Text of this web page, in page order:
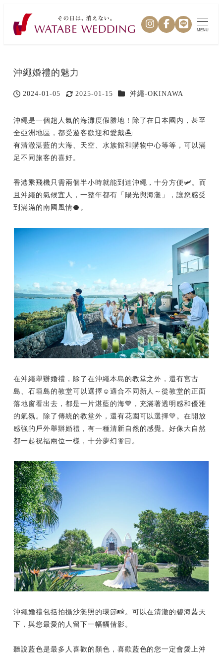
MENU
沖繩婚禮的魅力
投稿日
2024-01-05
更新日
2025-01-15 カテゴリー
沖繩-OKINAWA
沖繩是一個超人氣的海灘度假勝地！除了在日本國內，甚至
全亞洲地區，都受遊客歡迎和愛戴🏝️
有清澈湛藍的大海、天空、水族館和購物中心等等，可以滿
足不同旅客的喜好。
香港乘飛機只需兩個半小時就能到達沖繩，十分方便🛩️。而
且沖繩的氣候宜人，一整年都有「陽光與海灘」，讓您感受
到滿滿的南國風情🥥。
在沖繩舉辦婚禮，除了在沖繩本島的教堂之外，還有宮古
島、石垣島的教堂可以選擇☺️適合不同新人～從教堂的正面
落地窗看出去，都是一片湛藍的海💙，充滿著透明感和優雅
的氣氛。除了傳統的教堂外，還有花園可以選擇💚。在開放
感強的戶外舉辦婚禮，有一種清新自然的感覺。好像大自然
都一起祝福兩位一樣，十分夢幻🧚🏻。
沖繩婚禮包括拍攝沙灘照的環節📸。可以在清澈的碧海藍天
下，與您最愛的人留下一幅幅倩影。
聽說藍色是最多人喜歡的顏色，喜歡藍色的您一定會愛上沖